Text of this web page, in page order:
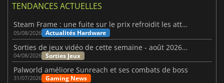
TENDANCES ACTUELLES
Steam Frame : une fuite sur le prix refroidit les attentes VR
05/08/2026 Actualités Hardware
Sorties de jeux vidéo de cette semaine - août 2026 (semaine 32)
04/08/2026 Sorties Jeux
Palworld améliore Sunreach et ses combats de boss
31/07/2026 Gaming News